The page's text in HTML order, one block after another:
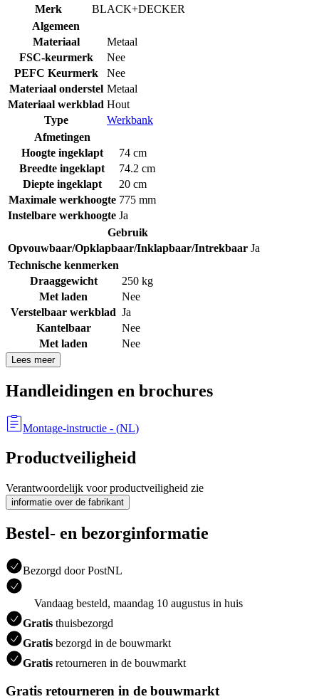
Merk
BLACK+DECKER
Algemeen
Materiaal
Metaal
FSC-keurmerk
Nee
PEFC Keurmerk
Nee
Materiaal onderstel Metaal
Materiaal werkblad Hout
Type
Werkbank
Afmetingen
Hoogte ingeklapt
74 cm
Breedte ingeklapt
74.2 cm
Diepte ingeklapt
20 cm
Maximale werkhoogte 775 mm
Instelbare werkhoogte Ja
Gebruik
Opvouwbaar/Opklapbaar/Inklapbaar/Intrekbaar Ja
Technische kenmerken
Draaggewicht
250 kg
Met laden
Nee
Verstelbaar werkblad Ja
Kantelbaar
Nee
Met laden
Nee
Lees meer
Handleidingen en brochures
Montage-instructie - (NL)
Productveiligheid
Verantwoordelijk voor productveiligheid zie
informatie over de fabrikant
Bestel- en bezorginformatie
Bezorgd door PostNL
Vandaag besteld, maandag 10 augustus in huis
Gratis thuisbezorgd
Gratis bezorgd in de bouwmarkt
Gratis retourneren in de bouwmarkt
Gratis retourneren in de bouwmarkt